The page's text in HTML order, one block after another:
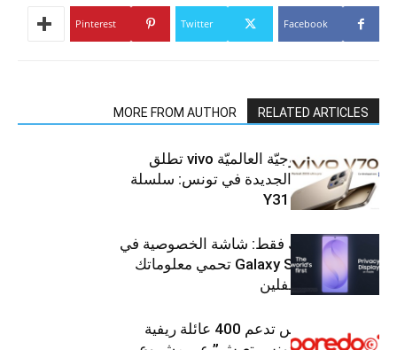
Facebook
Twitter
Pinterest
RELATED ARTICLES
MORE FROM AUTHOR
العلامة التّكنولوجيّة العالميّة vivo تطلق
هواتفها الذكيّة الجديدة في تونس: سلسلة
V70 وسلسلة Y31
شاشتك، لعينيك فقط: شاشة الخصوصية في
جهاز Galaxy S26 Ultra تحمي معلوماتك
من أعين المتطفلين
Ooredoo تونس تدعم 400 عائلة ريفية